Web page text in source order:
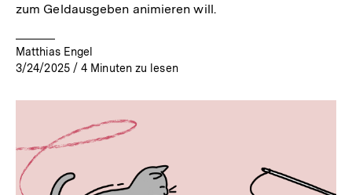
zum Geldausgeben animieren will.
Matthias Engel
3/24/2025 / 4 Minuten zu lesen